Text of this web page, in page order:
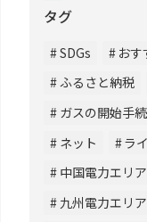
タグ
SDGs おす
ふるさと納税
ガスの開始手
ネット
ラ
中国電力エリア
九州電力エリア